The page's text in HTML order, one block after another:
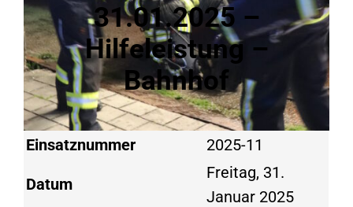
31.01.2025 –
Hilfeleistung –
Bahnhof
Einsatznummer 2025-11
Datum
Freitag, 31.
Januar 2025